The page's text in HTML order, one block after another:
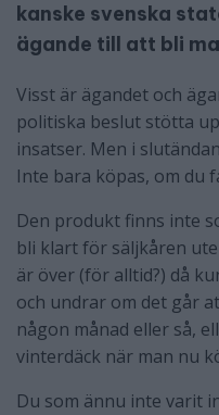
kanske svenska
ägande till att bli
Visst är ägandet och
politiska beslut stötta
insatser. Men i
Inte bara köpas, om du
Den produkt finns inte
bli klart för säljkåren
är över (för alltid?) då
och undrar om det går
någon månad eller så,
vinterdäck när man nu
Du som ännu inte varit